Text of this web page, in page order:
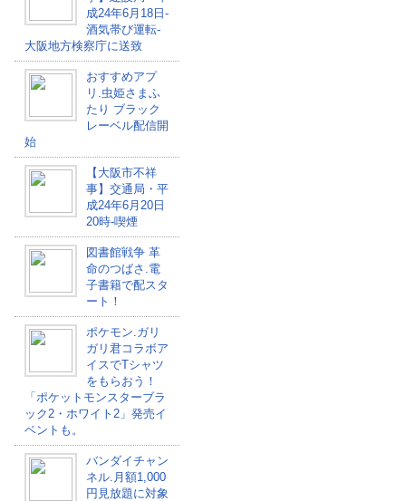
成24年6月18日-
酒気帯び運転-
大阪地方検察庁に送致
おすすめアプ
リ.虫姫さまふ
たり ブラック
レーベル配信開
始
【大阪市不祥
事】交通局・平
成24年6月20日
20時-喫煙
図書館戦争 革
命のつばさ.電
子書籍で配スタ
ート！
ポケモン.ガリ
ガリ君コラボア
イスでTシャツ
をもらおう！
「ポケットモンスターブラ
ック2・ホワイト2」発売イ
ベントも。
バンダイチャン
ネル.月額1,000
円見放題に対象